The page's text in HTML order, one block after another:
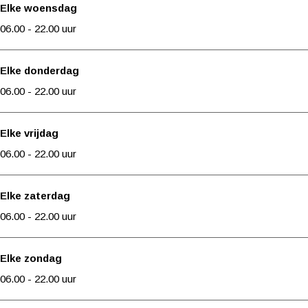
n
o
e
d
e
W
o
r
d
r
d
n
l
W
e
r
g
s
t
w
n
k
e
W
o
r
d
Elke woensdag
06.00 - 22.00 uur
Elke donderdag
06.00 - 22.00 uur
Elke vrijdag
06.00 - 22.00 uur
Elke zaterdag
06.00 - 22.00 uur
Elke zondag
06.00 - 22.00 uur